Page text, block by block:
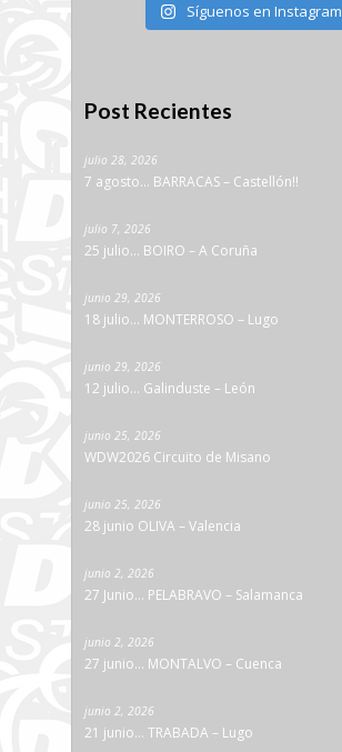
Síguenos en Instagram
Post Recientes
julio 28, 2026
7 agosto… BARRACAS – Castellón!!
julio 7, 2026
25 julio… BOIRO – A Coruña
junio 29, 2026
18 julio… MONTERROSO – Lugo
junio 29, 2026
12 julio… Galinduste – León
junio 25, 2026
WDW2026 Circuito de Misano
junio 25, 2026
28 junio OLIVA – Valencia
junio 2, 2026
27 Junio… PELABRAVO – Salamanca
junio 2, 2026
27 junio… MONTALVO – Cuenca
junio 2, 2026
21 junio… TRABADA – Lugo